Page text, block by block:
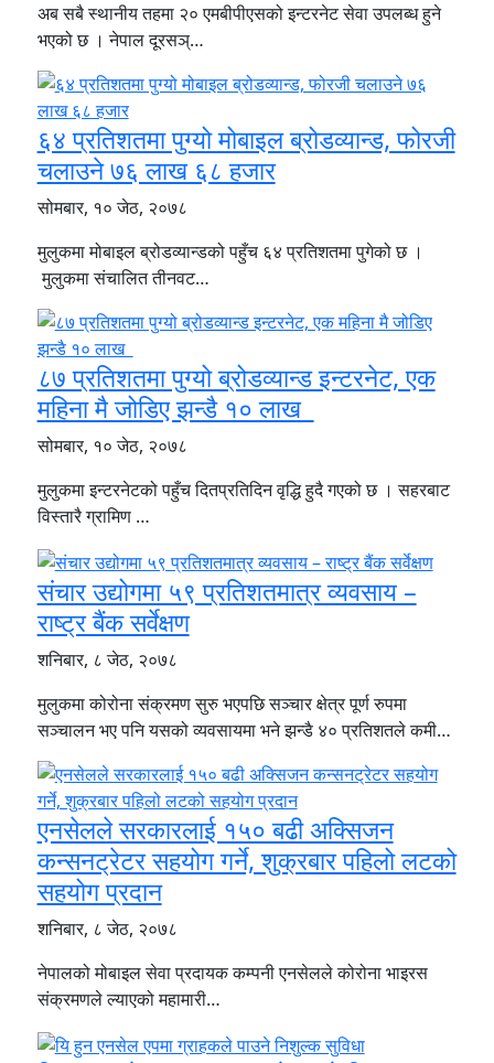
अब सबै स्थानीय तहमा २० एमबीपीएसको इन्टरनेट सेवा उपलब्ध हुने
भएको छ । नेपाल दूरसञ्…
६४ प्रतिशतमा पुग्यो मोबाइल ब्रोडव्यान्ड, फोरजी
चलाउने ७६ लाख ६८ हजार
सोमबार, १० जेठ, २०७८
मुलुकमा मोबाइल ब्रोडव्यान्डको पहुँच ६४ प्रतिशतमा पुगेको छ ।
मुलुकमा संचालित तीनवट…
८७ प्रतिशतमा पुग्यो ब्रोडव्यान्ड इन्टरनेट, एक
महिना मै जोडिए झन्डै १० लाख
सोमबार, १० जेठ, २०७८
मुलुकमा इन्टरनेटको पहुँच दितप्रतिदिन वृद्धि हुदै गएको छ । सहरबाट
विस्तारै ग्रामिण …
संचार उद्योगमा ५९ प्रतिशतमात्र व्यवसाय –
राष्ट्र बैंक सर्वेक्षण
शनिबार, ८ जेठ, २०७८
मुलुकमा कोरोना संक्रमण सुरु भएपछि सञ्चार क्षेत्र पूर्ण रुपमा
सञ्चालन भए पनि यसको व्यवसायमा भने झन्डै ४० प्रतिशतले कमी…
एनसेलले सरकारलाई १५० बढी अक्सिजन
कन्सनट्रेटर सहयोग गर्ने, शुक्रबार पहिलो लटको
सहयोग प्रदान
शनिबार, ८ जेठ, २०७८
नेपालको मोबाइल सेवा प्रदायक कम्पनी एनसेलले कोरोना भाइरस
संक्रमणले ल्याएको महामारी…